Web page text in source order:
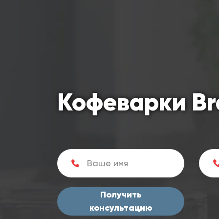
Кофеварки
Получить
консультацию